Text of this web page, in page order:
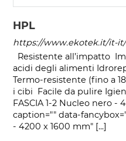
HPL
https://www.ekotek.it/it-
Resistente all’impatto
acidi degli alimenti
Termo-resistente (fino a
i cibi Facile da pulire
FASCIA 1-2 Nucleo nero -
caption="" data-
- 4200 x 1600 mm" [...]